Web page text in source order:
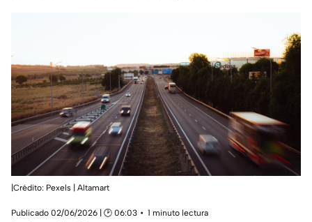
|Crédito: Pexels | Altamart
Publicado 02/06/2026 | 🕑 06:03
1 minuto lectura